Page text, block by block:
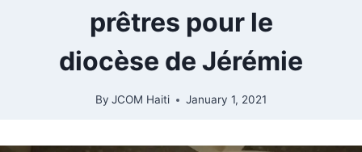
prêtres pour le
diocèse de Jérémie
By JCOM Haiti January 1, 2021